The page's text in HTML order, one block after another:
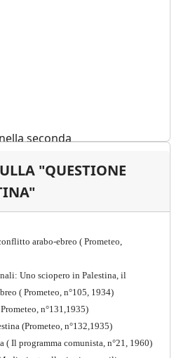
seconda
nella
"QUESTIONE
arabo-ebreo ( Prometeo,
Uno sciopero in Palestina, il
( Prometeo, n°105, 1934)
n°131,1935)
(Prometeo, n°132,1935)
( Il programma comunista, n°21, 1960)